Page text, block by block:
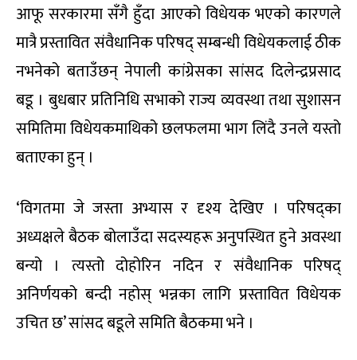
आफू सरकारमा सँगै हुँदा आएको विधेयक भएको कारणले
मात्रै प्रस्तावित संवैधानिक परिषद् सम्बन्धी विधेयकलाई ठीक
नभनेको बताउँछन् नेपाली कांग्रेसका सांसद दिलेन्द्रप्रसाद
बडू । बुधबार प्रतिनिधि सभाको राज्य व्यवस्था तथा सुशासन
समितिमा विधेयकमाथिको छलफलमा भाग लिंदै उनले यस्तो
बताएका हुन् ।
‘विगतमा जे जस्ता अभ्यास र दृश्य देखिए । परिषद्का
अध्यक्षले बैठक बोलाउँदा सदस्यहरू अनुपस्थित हुने अवस्था
बन्यो । त्यस्तो दोहोरिन नदिन र संवैधानिक परिषद्
अनिर्णयको बन्दी नहोस् भन्नका लागि प्रस्तावित विधेयक
उचित छ’ सांसद बडूले समिति बैठकमा भने ।